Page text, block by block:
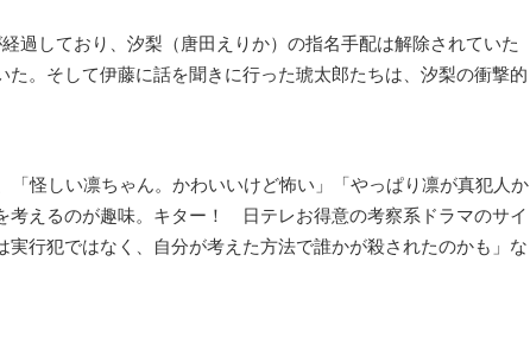
過しており、汐梨（唐田えりか）の指名手配は解除されていた
た。そして伊藤に話を聞きに行った琥太郎たちは、汐梨の衝撃的
怪しい凛ちゃん。かわいいけど怖い」「やっぱり凛が真犯人か
考えるのが趣味。キター！ 日テレお得意の考察系ドラマのサイ
実行犯ではなく、自分が考えた方法で誰かが殺されたのかも」な